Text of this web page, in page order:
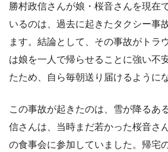
勝村政信さんが娘・桜音さんを現在
いるのは、過去に起きたタクシー事
ます。結論として、その事故がトラ
は娘を一人で帰らせることに強い不
たため、自ら毎朝送り届けるように
この事故が起きたのは、雪が降るあ
信さんは、当時まだ若かった桜音さ
の食事会に参加していました。帰宅